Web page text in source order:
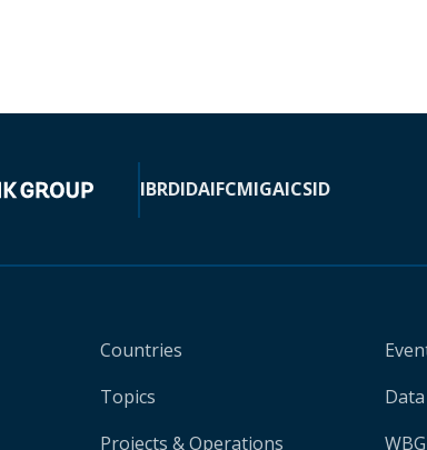
IBRDIDAIFCMIGAICSID
Countries
Topics
Projects & Operations
Data